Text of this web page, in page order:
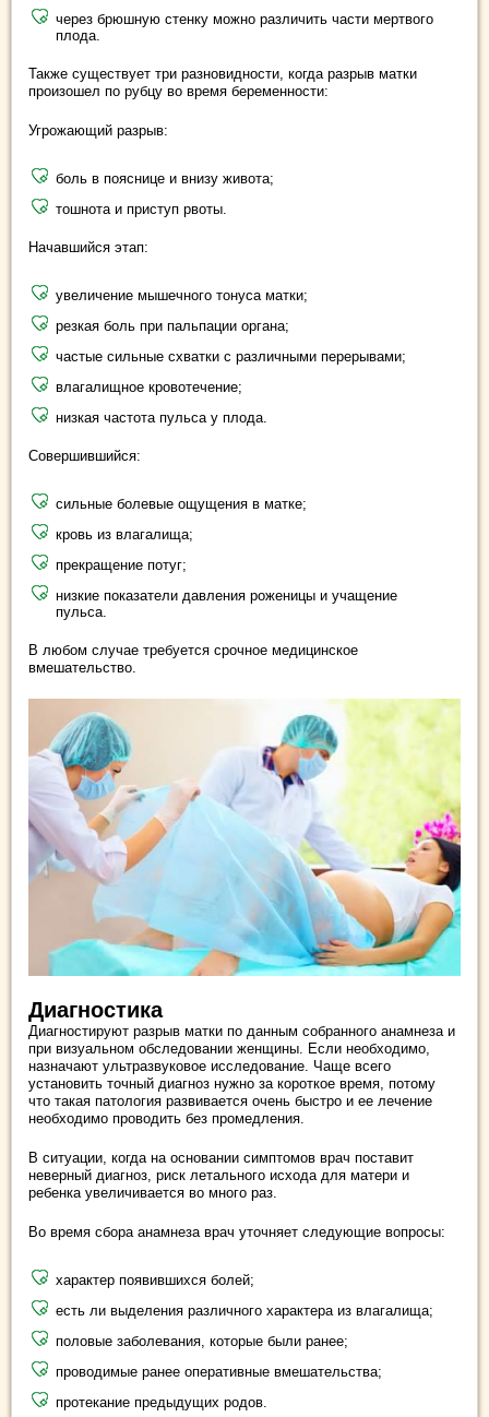
через брюшную стенку можно различить части мертвого
плода.
Также существует три разновидности, когда разрыв матки
произошел по рубцу во время беременности:
Угрожающий разрыв:
боль в пояснице и внизу живота;
тошнота и приступ рвоты.
Начавшийся этап:
увеличение мышечного тонуса матки;
резкая боль при пальпации органа;
частые сильные схватки с различными перерывами;
влагалищное кровотечение;
низкая частота пульса у плода.
Совершившийся:
сильные болевые ощущения в матке;
кровь из влагалища;
прекращение потуг;
низкие показатели давления роженицы и учащение
пульса.
В любом случае требуется срочное медицинское
вмешательство.
Диагностика
Диагностируют разрыв матки по данным собранного анамнеза и
при визуальном обследовании женщины. Если необходимо,
назначают ультразвуковое исследование. Чаще всего
установить точный диагноз нужно за короткое время, потому
что такая патология развивается очень быстро и ее лечение
необходимо проводить без промедления.
В ситуации, когда на основании симптомов врач поставит
неверный диагноз, риск летального исхода для матери и
ребенка увеличивается во много раз.
Во время сбора анамнеза врач уточняет следующие вопросы:
характер появившихся болей;
есть ли выделения различного характера из влагалища;
половые заболевания, которые были ранее;
проводимые ранее оперативные вмешательства;
протекание предыдущих родов.